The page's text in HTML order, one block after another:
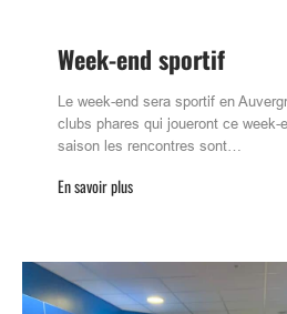
Week-end sportif
Le week-end sera sportif en
clubs phares qui joueront ce week-
saison les rencontres sont…
En savoir plus